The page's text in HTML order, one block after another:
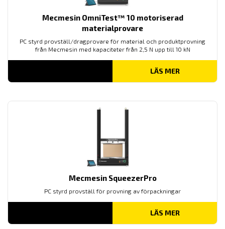
Mecmesin OmniTest™ 10 motoriserad
materialprovare
PC styrd provställ/dragprovare för material och produktprovning
från Mecmesin med kapaciteter från 2,5 N upp till 10 kN
LÄS MER
Mecmesin SqueezerPro
PC styrd provställ för provning av förpackningar
LÄS MER